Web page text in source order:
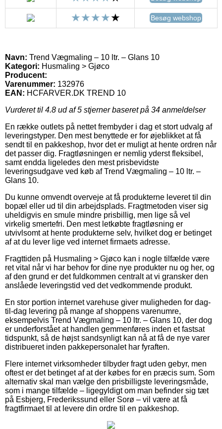
Besøg webshop
Navn: Trend Vægmaling – 10 ltr. – Glans 10
Kategori: Husmaling > Gjøco
Producent:
Varenummer: 132976
EAN: HCFARVER.DK TREND 10
Vurderet til 4.8 ud af 5 stjerner baseret på 34 anmeldelser
En række outlets på nettet frembyder i dag et stort udvalg af
leveringstyper. Den mest benyttede er for øjeblikket at få
sendt til en pakkeshop, hvor det er muligt at hente ordren når
det passer dig. Fragtløsningen er nemlig yderst fleksibel,
samt endda ligeledes den mest prisbevidste
leveringsudgave ved køb af Trend Vægmaling – 10 ltr. –
Glans 10.
Du kunne omvendt overveje at få produkterne leveret til din
bopæl eller ud til din arbejdsplads. Fragtmetoden viser sig
uheldigvis en smule mindre prisbillig, men lige så vel
virkelig smertefri. Den mest letkøbte fragtløsning er
utvivlsomt at hente produkterne selv, hvilket dog er betinget
af at du lever lige ved internet firmaets adresse.
Fragttiden på Husmaling > Gjøco kan i nogle tilfælde være
ret vital når vi har behov for dine nye produkter nu og her, og
af den grund er det fuldkommen centralt at vi gransker den
anslåede leveringstid ved det vedkommende produkt.
En stor portion internet varehuse giver muligheden for dag-
til-dag levering på mange af shoppens varenumre,
eksempelvis Trend Vægmaling – 10 ltr. – Glans 10, der dog
er underforstået at handlen gemmenføres inden et fastsat
tidspunkt, så de højst sandsynligt kan nå at få de nye varer
distribueret inden pakkepersonalet har fyraften.
Flere internet virksomheder tilbyder fragt uden gebyr, men
oftest er det betinget af at der købes for en præcis sum. Som
alternativ skal man vælge den prisbilligste leveringsmåde,
som i mange tilfælde – ligegyldigt om man befinder sig tæt
på Esbjerg, Frederikssund eller Sorø – vil være at få
fragtfirmaet til at levere din ordre til en pakkeshop.